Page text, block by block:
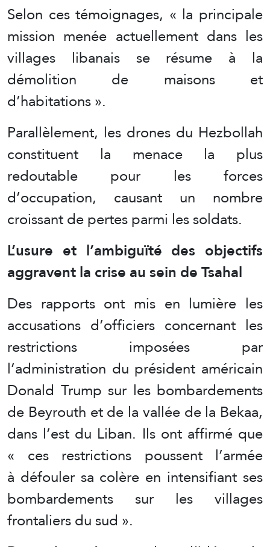
Selon ces témoignages, « la principale
mission menée actuellement dans les
villages libanais se résume à la
démolition de maisons et
d’habitations ».
Parallèlement, les drones du Hezbollah
constituent la menace la plus
redoutable pour les forces
d’occupation, causant un nombre
croissant de pertes parmi les soldats.
L’usure et l’ambiguïté des objectifs
aggravent la crise au sein de Tsahal
Des rapports ont mis en lumière les
accusations d’officiers concernant les
restrictions imposées par
l’administration du président américain
Donald Trump sur les bombardements
de Beyrouth et de la vallée de la Bekaa,
dans l’est du Liban. Ils ont affirmé que
« ces restrictions poussent l’armée
à défouler sa colère en intensifiant ses
bombardements sur les villages
frontaliers du sud ».